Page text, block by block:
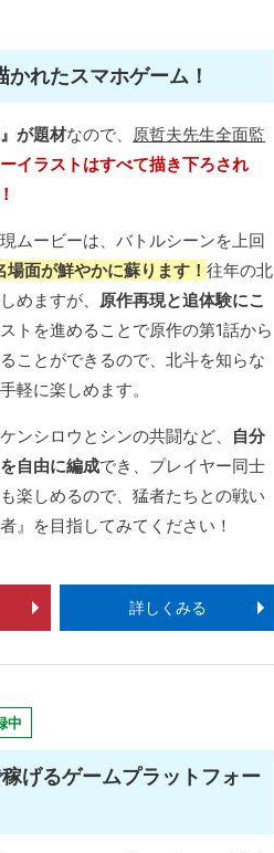
れたスマホゲーム！
が題材なので、 原哲夫先生全面監
イラストはすべて描き下ろされ
ムービーは、バトルシーンを上回
場面が鮮やかに蘇ります！往年の北
めますが、 原作再現と追体験にこ
トを進めることで原作の第1話から
ことができるので、北斗を知らな
軽に楽しめます。
ンシロウとシンの共闘など、 自分
自由に編成でき、プレイヤー同士
楽しめるので、猛者たちとの戦い
』を目指してみてください！
詳しくみる
中
げるゲームプラットフォー